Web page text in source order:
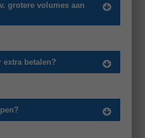
grotere volumes aan
extra betalen?